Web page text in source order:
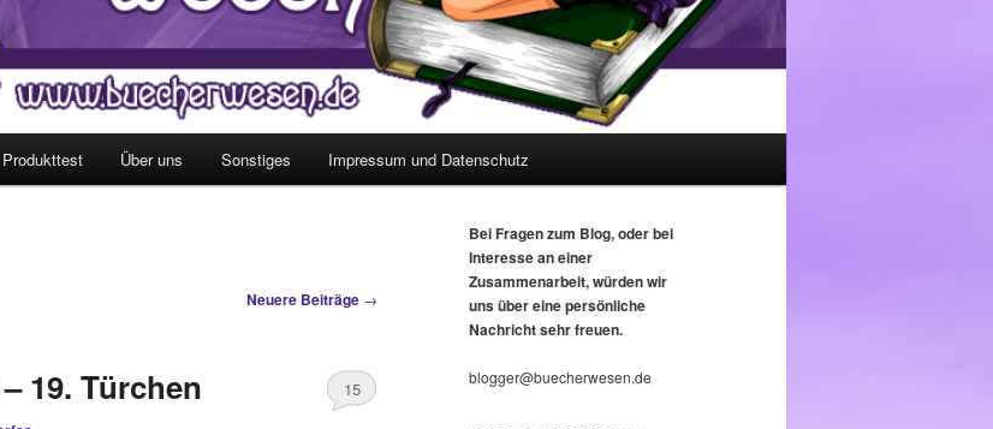
Produkttest Über uns Sonstiges Impressum und Datenschutz
Neuere Beiträge →
19. Türchen 15
Bei Fragen zum Blog, oder bei
Interesse an einer
Zusammenarbeit, würden wir
uns über eine persönliche
Nachricht sehr freuen.
blogger@buecherwesen.de